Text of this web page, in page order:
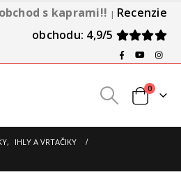
s kaprami!! | Recenzie
obchodu: 4,9/5
0
,
IHLY A VRTAČIKY